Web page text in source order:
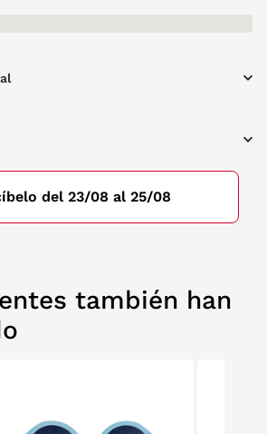
del 23/08 al 25/08
también han